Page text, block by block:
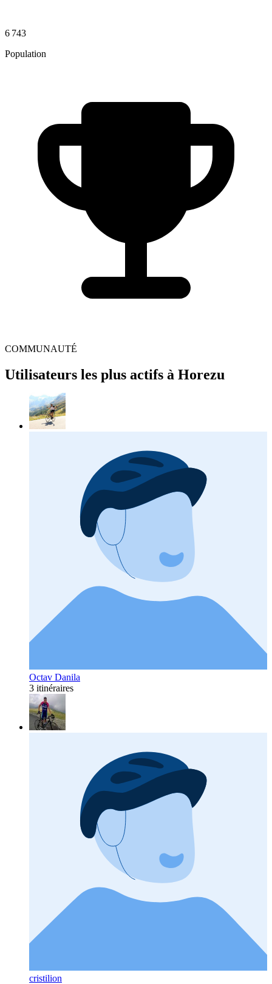
6 743
Population
COMMUNAUTÉ
Utilisateurs les plus actifs à Horezu
Octav Danila
3 itinéraires
cristilion